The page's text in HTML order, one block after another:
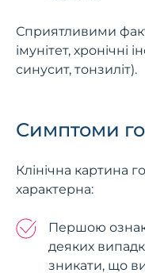
Сприятливими
імунітет, хронічні
синусит, тонзиліт).
Симптоми
Клінічна картина
характерна:
Першою
деяких
зникати, що